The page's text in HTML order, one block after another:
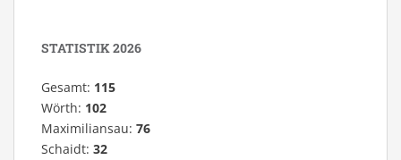
STATISTIK 2026
Gesamt: 115
Wörth: 102
Maximiliansau: 76
Schaidt: 32